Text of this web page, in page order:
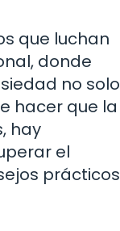
que luchan
donde
no solo
hacer que la
hay
el
prácticos